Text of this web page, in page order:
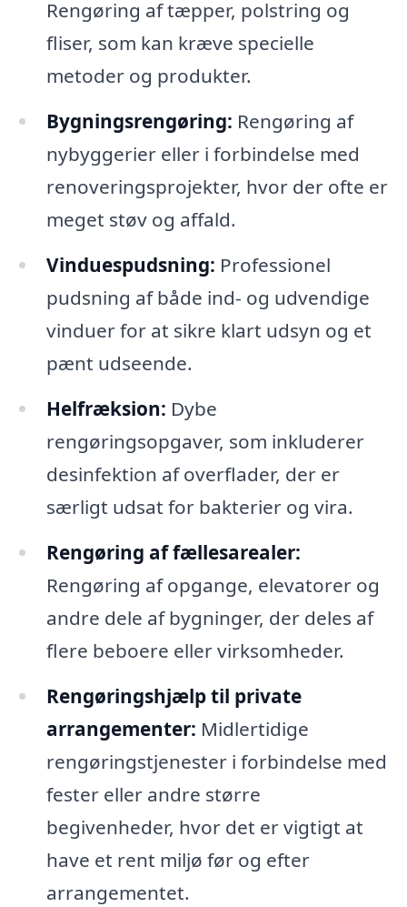
Rengøring af tæpper, polstring og
fliser, som kan kræve specielle
metoder og produkter.
Bygningsrengøring: Rengøring af
nybyggerier eller i forbindelse med
renoveringsprojekter, hvor der ofte er
meget støv og affald.
Vinduespudsning: Professionel
pudsning af både ind- og udvendige
vinduer for at sikre klart udsyn og et
pænt udseende.
Helfræksion: Dybe
rengøringsopgaver, som inkluderer
desinfektion af overflader, der er
særligt udsat for bakterier og vira.
Rengøring af fællesarealer:
Rengøring af opgange, elevatorer og
andre dele af bygninger, der deles af
flere beboere eller virksomheder.
Rengøringshjælp til private
arrangementer: Midlertidige
rengøringstjenester i forbindelse med
fester eller andre større
begivenheder, hvor det er vigtigt at
have et rent miljø før og efter
arrangementet.